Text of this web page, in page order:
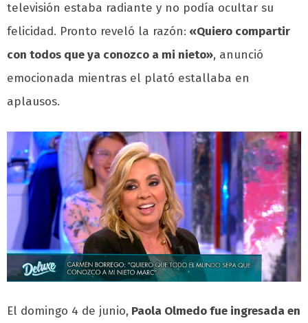
televisión estaba radiante y no podía ocultar su
felicidad. Pronto reveló la razón: «Quiero compartir
con todos que ya conozco a mi nieto», anunció
emocionada mientras el plató estallaba en
aplausos.
El domingo 4 de junio, Paola Olmedo fue ingresada en